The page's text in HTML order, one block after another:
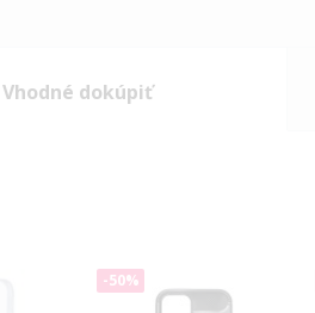
Vhodné dokúpiť
-50%